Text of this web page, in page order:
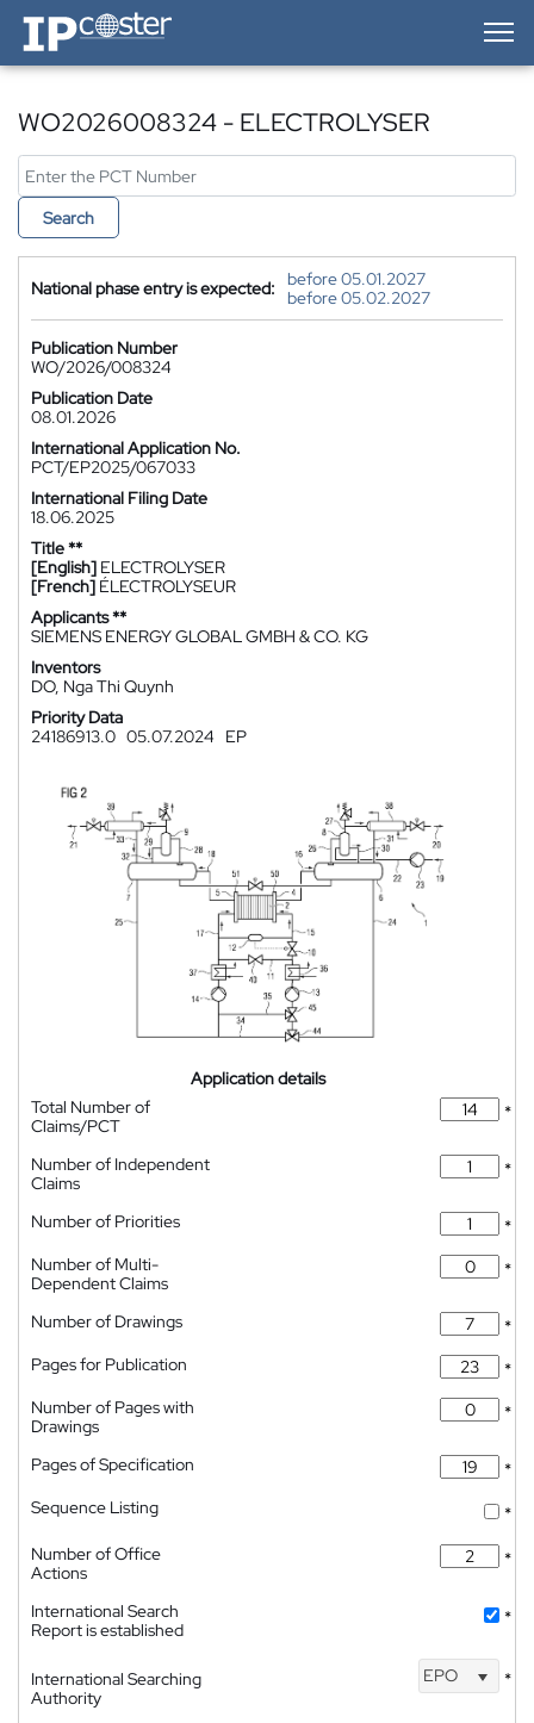
IP-Coster — Home
WO2026008324 - ELECTROLYSER
Search
National phase entry is expected:
before 05.01.2027
before 05.02.2027
Publication Number
WO/2026/008324
Publication Date
08.01.2026
International Application No.
PCT/EP2025/067033
International Filing Date
18.06.2025
Title **
[English] ELECTROLYSER
[French] ÉLECTROLYSEUR
Applicants **
SIEMENS ENERGY GLOBAL GMBH & CO. KG
Inventors
DO, Nga Thi Quynh
Priority Data
24186913.0 05.07.2024 EP
Application details
Total Number of
Claims/PCT
*
Number of Independent
Claims
*
Number of Priorities
*
Number of Multi-
Dependent Claims
*
Number of Drawings
*
Pages for Publication
*
Number of Pages with
Drawings
*
Pages of Specification
*
Sequence Listing
*
Number of Office
Actions
*
International Search
Report is established
*
International Searching
Authority
EPO *